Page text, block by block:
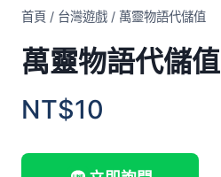
首頁 / 台灣遊戲 / 萬靈物語代儲值
萬靈物語代儲值
NT$10